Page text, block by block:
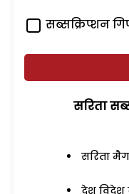
सब्सक्रिप्शन
सरिता
सरिता
देश विदेश